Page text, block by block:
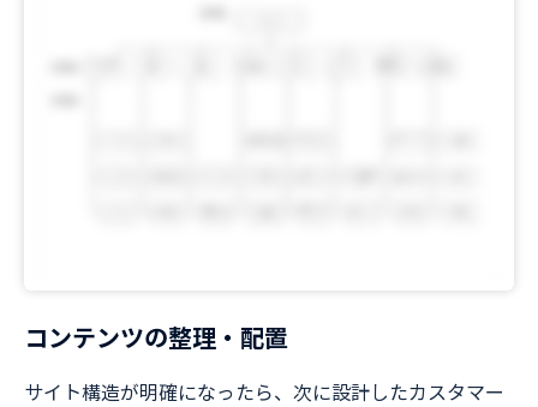
コンテンツの整理・配置
サイト構造が明確になったら、次に設計したカスタマー